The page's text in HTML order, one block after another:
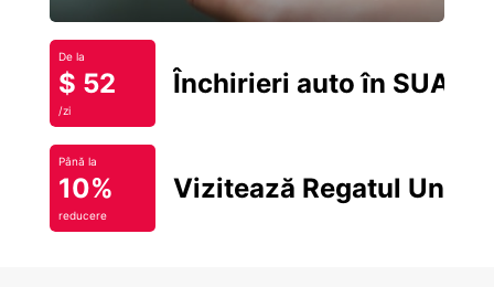
De la
$ 52
/zi
Închirieri auto în SUA
Până la
10%
reducere
Vizitează Regatul Unit